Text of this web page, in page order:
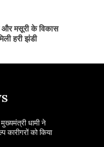
और मसूरी के विकास
हरी झंडी
धामी ने
को किया